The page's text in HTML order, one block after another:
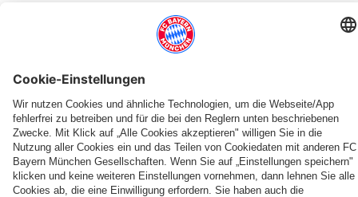
WEITERE NEWS
AUF YOUTUBE
Recap:
Die
Allianz
AUFTAKT-SPIEL GEGEN PARIS
Fanfest
der
FCB-
NEUES ZUHAUSE, NEUE PERSPEKTIVEN
VIDEO
Unterwegs
mit
den
FRAUEN-BUNDESLIGA
Zeitgenaue
Ansetzung
der
AUF YOUTUBE
Teezeremonie
mit
Damnjanović,
ALLIANZ WOMEN'S TOUR
GALLERIE
Galerie:
FCB-
Frauen
ALLIANZ WOMEN'S TOUR
GALLERIE
Galerie:
Das
erste
NEUE KOOPERATION
FC
Bayern
Frauen